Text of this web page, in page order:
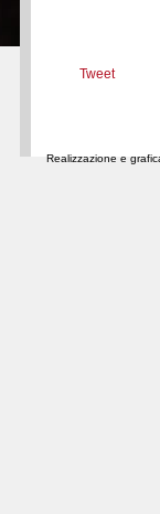
Tweet
Realizzazione e